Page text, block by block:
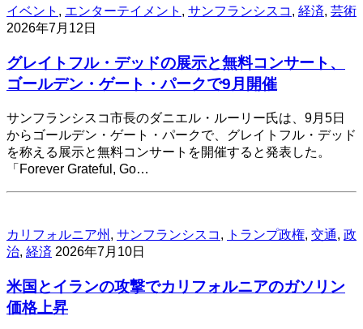
イベント , エンターテイメント , サンフランシスコ , 経済, 芸術
2026年7月12日
グレイトフル・デッドの展示と無料コンサート、
ゴールデン・ゲート・パークで9月開催
サンフランシスコ市長のダニエル・ルーリー氏は、9月5日
からゴールデン・ゲート・パークで、グレイトフル・デッド
を称える展示と無料コンサートを開催すると発表した。
「Forever Grateful, Go…
カリフォルニア州 , サンフランシスコ , トランプ政権, 交通, 政
治, 経済 2026年7月10日
米国とイランの攻撃でカリフォルニアのガソリン
価格上昇